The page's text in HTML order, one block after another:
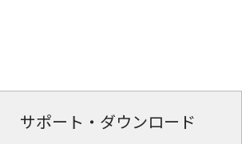
サポート・ダウンロード